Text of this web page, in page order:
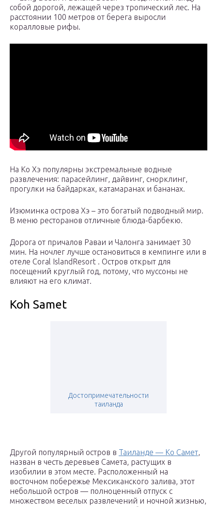
собой дорогой, лежащей через тропический лес. На
расстоянии 100 метров от берега выросли
коралловые рифы.
На Ко Хэ популярны экстремальные водные
развлечения: парасейлинг, дайвинг, снорклинг,
прогулки на байдарках, катамаранах и бананах.
Изюминка острова Хэ – это богатый подводный мир.
В меню ресторанов отличные блюда-барбекю.
Дорога от причалов Раваи и Чалонга занимает 30
мин. На ночлег лучше остановиться в кемпинге или в
отеле Coral IslandResort . Остров открыт для
посещений круглый год, потому, что муссоны не
влияют на его климат.
Koh Samet
Достопримечательности
таиланда
Другой популярный остров в Таиланде — Ко Самет,
назван в честь деревьев Самета, растущих в
изобилии в этом месте. Расположенный на
восточном побережье Мексиканского залива, этот
небольшой остров — полноценный отпуск с
множеством веселых развлечений и ночной жизнью,